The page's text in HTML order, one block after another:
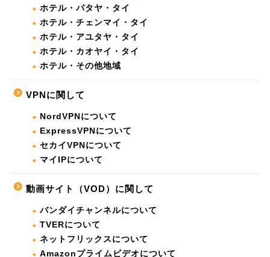
ホテル・パタヤ・タイ
ホテル・チェンマイ・タイ
ホテル・アユタヤ・タイ
ホテル・カオヤイ・タイ
ホテル・その他地域
VPNに関して
NordVPNについて
ExpressVPNについて
セカイVPNについて
マイIPについて
動画サイト（VOD）に関して
バンダイチャンネルについて
TVERについて
ネットフリックスについて
Amazonプライムビデオについて